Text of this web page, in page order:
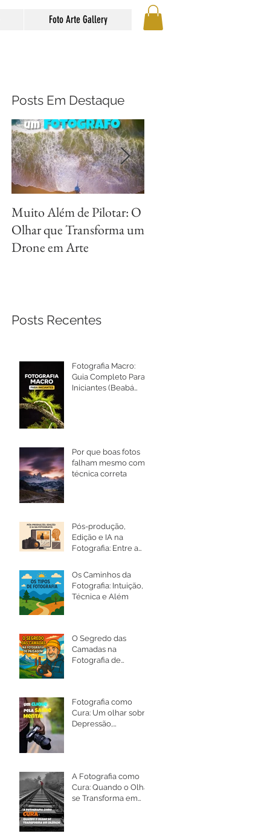
Foto Arte Gallery
Posts Em Destaque
Muito Além de Pilotar: O
Olhar que Transforma um
Drone em Arte
Posts Recentes
Fotografia Macro:
Guia Completo Para
Iniciantes (Beabá
Por que boas fotos
falham mesmo com
técnica correta
Pós-produção,
Edição e IA na
Fotografia: Entre a
Intenção
Os Caminhos da
Fotografia: Intuição,
Técnica e Além
O Segredo das
Camadas na
Fotografia de
Fotografia como
Cura: Um olhar sobre
Depressão,
A Fotografia como
Cura: Quando o Olhar
se Transforma em